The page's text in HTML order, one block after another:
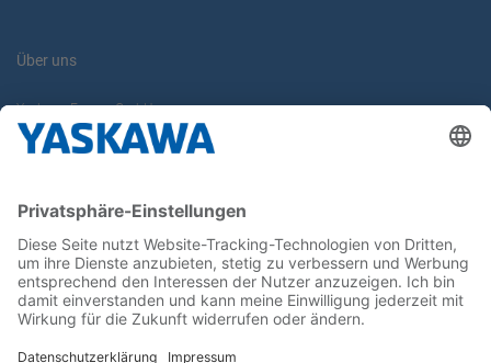
Über uns
Yaskawa Europe GmbH
Karriere
Newsletter
Follow us on...